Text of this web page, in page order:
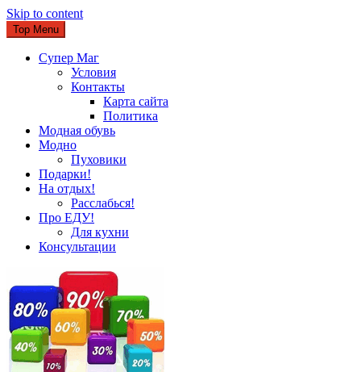
Skip to content
Top Menu
Супер Маг
Условия
Контакты
Карта сайта
Политика
Модная обувь
Модно
Пуховики
Подарки!
На отдых!
Расслабься!
Про ЕДУ!
Для кухни
Консультации